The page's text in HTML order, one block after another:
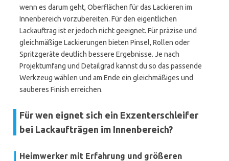
wenn es darum geht, Oberflächen für das Lackieren im
Innenbereich vorzubereiten. Für den eigentlichen
Lackauftrag ist er jedoch nicht geeignet. Für präzise und
gleichmäßige Lackierungen bieten Pinsel, Rollen oder
Spritzgeräte deutlich bessere Ergebnisse. Je nach
Projektumfang und Detailgrad kannst du so das passende
Werkzeug wählen und am Ende ein gleichmäßiges und
sauberes Finish erreichen.
Für wen eignet sich ein Exzenterschleifer
bei Lackaufträgen im Innenbereich?
Heimwerker mit Erfahrung und größeren